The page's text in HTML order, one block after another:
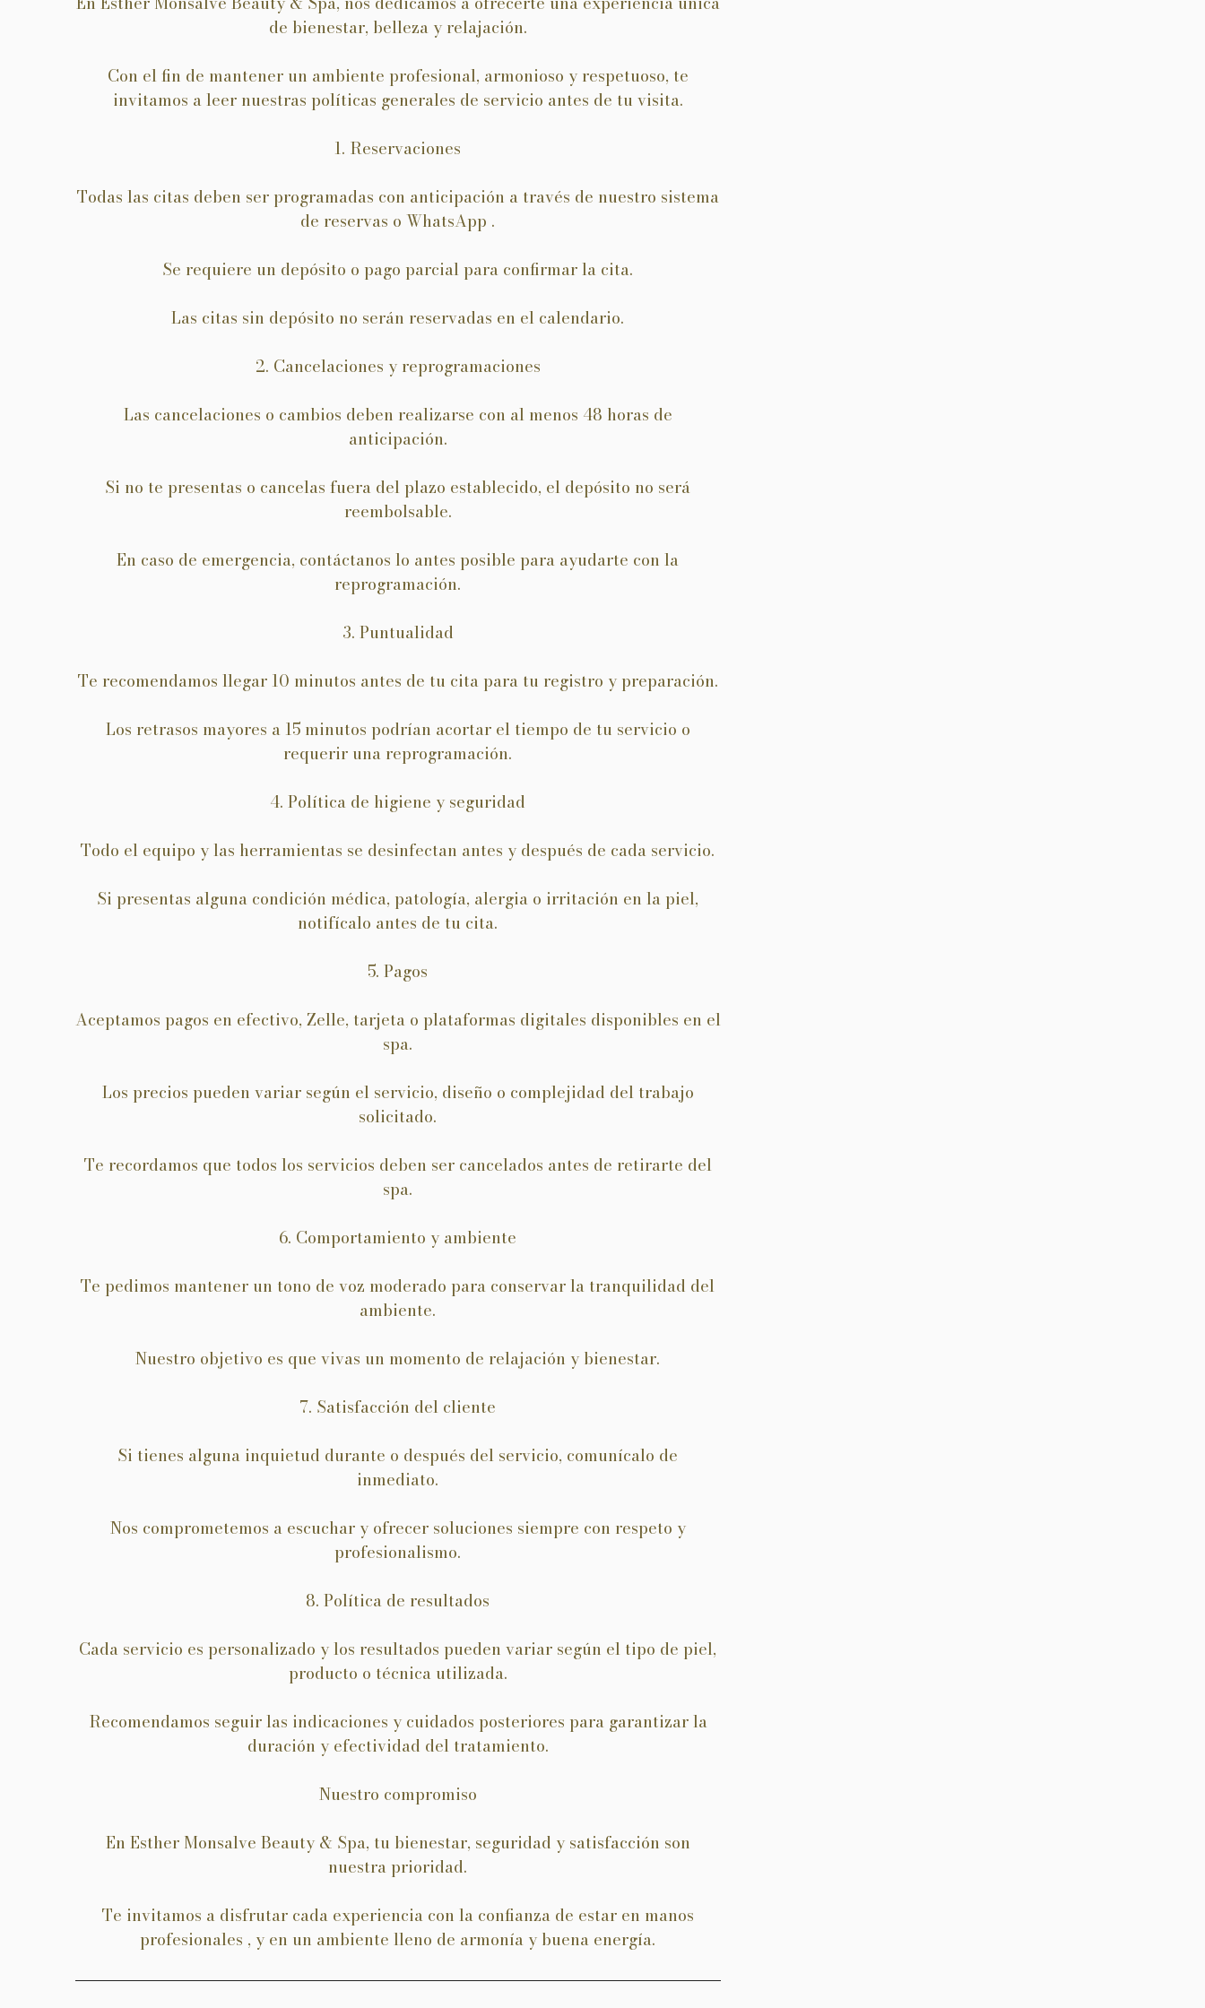
de bienestar, belleza y relajación.
Con el fin de mantener un ambiente profesional, armonioso y respetuoso, te
invitamos a leer nuestras políticas generales de servicio antes de tu visita.
1. Reservaciones
Todas las citas deben ser programadas con anticipación a través de nuestro sistema
de reservas o WhatsApp .
Se requiere un depósito o pago parcial para confirmar la cita.
Las citas sin depósito no serán reservadas en el calendario.
2. Cancelaciones y reprogramaciones
Las cancelaciones o cambios deben realizarse con al menos 48 horas de
anticipación.
Si no te presentas o cancelas fuera del plazo establecido, el depósito no será
reembolsable.
En caso de emergencia, contáctanos lo antes posible para ayudarte con la
reprogramación.
3. Puntualidad
Te recomendamos llegar 10 minutos antes de tu cita para tu registro y preparación.
Los retrasos mayores a 15 minutos podrían acortar el tiempo de tu servicio o
requerir una reprogramación.
4. Política de higiene y seguridad
Todo el equipo y las herramientas se desinfectan antes y después de cada servicio.
Si presentas alguna condición médica, patología, alergia o irritación en la piel,
notifícalo antes de tu cita.
5. Pagos
Aceptamos pagos en efectivo, Zelle, tarjeta o plataformas digitales disponibles en el
spa.
Los precios pueden variar según el servicio, diseño o complejidad del trabajo
solicitado.
Te recordamos que todos los servicios deben ser cancelados antes de retirarte del
spa.
6. Comportamiento y ambiente
Te pedimos mantener un tono de voz moderado para conservar la tranquilidad del
ambiente.
Nuestro objetivo es que vivas un momento de relajación y bienestar.
7. Satisfacción del cliente
Si tienes alguna inquietud durante o después del servicio, comunícalo de
inmediato.
Nos comprometemos a escuchar y ofrecer soluciones siempre con respeto y
profesionalismo.
8. Política de resultados
Cada servicio es personalizado y los resultados pueden variar según el tipo de piel,
producto o técnica utilizada.
Recomendamos seguir las indicaciones y cuidados posteriores para garantizar la
duración y efectividad del tratamiento.
Nuestro compromiso
En Esther Monsalve Beauty & Spa, tu bienestar, seguridad y satisfacción son
nuestra prioridad.
Te invitamos a disfrutar cada experiencia con la confianza de estar en manos
profesionales , y en un ambiente lleno de armonía y buena energía.